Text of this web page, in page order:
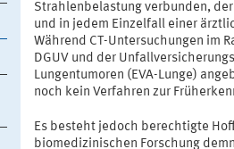
Strahlenbelastung verbunden,
und in jedem Einzelfall einer
Während CT-Untersuchungen im
DGUV und der
Lungentumoren (EVA-Lunge)
noch kein Verfahren zur
Es besteht jedoch berechtigte
biomedizinischen Forschung